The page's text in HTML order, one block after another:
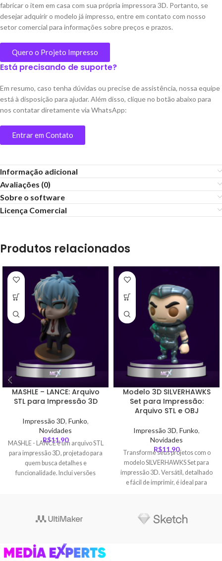
fabricar o item em casa com sua própria impressora 3D. Portanto, se
desejar adquirir o modelo já impresso, entre em contato com nosso
setor comercial para informações sobre preços e prazos.
Quero o Projeto Impresso
Está precisando de suporte?
Em resumo, caso tenha dúvidas ou precise de assistência, nossa equipe
está à disposição para ajudar. Além disso, clique no botão abaixo para
nos contatar diretamente via WhatsApp:
Entrar em Contato
Informação adicional
Avaliações (0)
Sobre o software
Licença Comercial
Produtos relacionados
MASHLE – LANCE: Arquivo
STL para Impressão 3D
Impressão 3D, Funko,
Novidades
R$11,90
MASHLE - LANCE é um arquivo STL
para impressão 3D, projetado para
quem busca detalhes e
funcionalidade. Inclui versões
Modelo 3D SILVERHAWKS
Set para Impressão:
Arquivo STL e OBJ
Impressão 3D, Funko,
Novidades
R$11,90
Transforme seus projetos com o
modelo SILVERHAWKS Set para
impressão 3D. Versátil, detalhado
e fácil de imprimir, é ideal para